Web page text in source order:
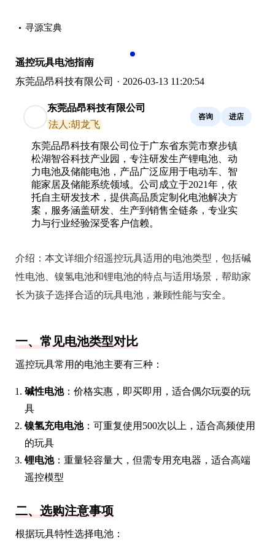
寻源宝典
遥控玩具电池指南
东莞品昂科技有限公司 · 2026-03-13 11:20:54
东莞品昂科技有限公司
法人:胡龙飞
咨询 进店
东莞品昂科技有限公司位于广东省东莞市寮步镇
松湖智谷科技产业园，专注研发生产锂电池、动
力电池及储能电池，产品广泛应用于电动车、智
能家居及储能系统领域。公司成立于2021年，依
托自主研发技术，提供高品质定制化电池解决方
案，服务涵盖研发、生产到销售全链条，专业实
力与行业经验深受客户信赖。
介绍： 本文详细介绍遥控玩具适用的电池类型，包括碱
性电池、镍氢电池和锂电池的特点与适用场景，帮助家
长为孩子选择合适的玩具电池，兼顾性能与安全。
一、常见电池类型对比
遥控玩具常用的电池主要有三种：
碱性电池：价格实惠，即买即用，适合偶尔玩耍的玩
具
镍氢充电电池：可重复使用500次以上，适合高频使用
的玩具
锂电池：重量轻容量大，但需专用充电器，适合高端
遥控模型
二、选购注意事项
根据玩具特性选择电池：